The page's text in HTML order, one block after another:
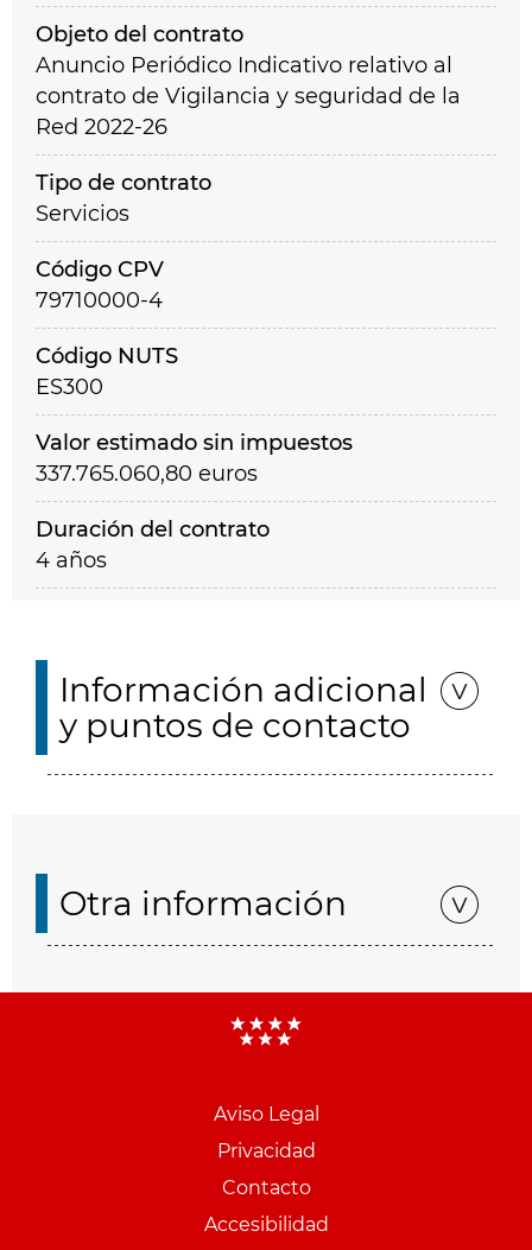
Objeto del contrato
Anuncio Periódico Indicativo relativo al
contrato de Vigilancia y seguridad de la
Red 2022-26
Tipo de contrato
Servicios
Código CPV
79710000-4
Código NUTS
ES300
Valor estimado sin impuestos
337.765.060,80 euros
Duración del contrato
4 años
Información adicional
y puntos de contacto
Otra información
Aviso Legal
Privacidad
Contacto
Accesibilidad